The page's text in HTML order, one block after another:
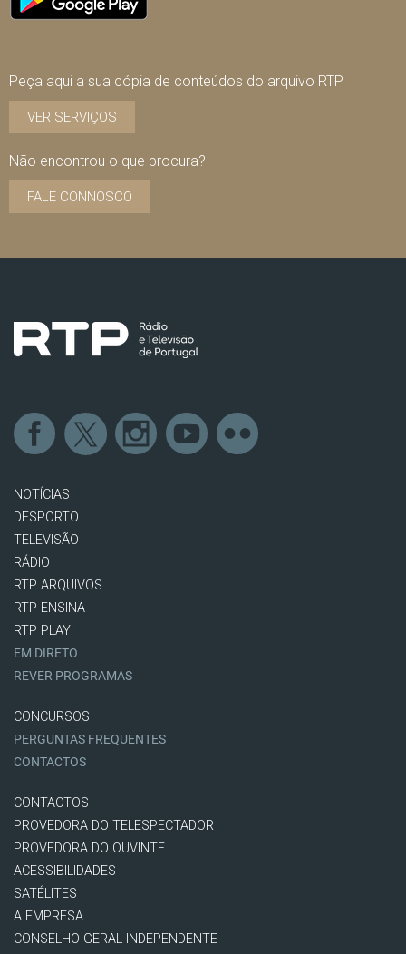
Peça aqui a sua cópia de conteúdos do arquivo RTP
VER SERVIÇOS
Não encontrou o que procura?
FALE CONNOSCO
NOTÍCIAS
DESPORTO
TELEVISÃO
RÁDIO
RTP ARQUIVOS
RTP ENSINA
RTP PLAY
EM DIRETO
REVER PROGRAMAS
CONCURSOS
PERGUNTAS FREQUENTES
CONTACTOS
CONTACTOS
PROVEDORA DO TELESPECTADOR
PROVEDORA DO OUVINTE
ACESSIBILIDADES
SATÉLITES
A EMPRESA
CONSELHO GERAL INDEPENDENTE